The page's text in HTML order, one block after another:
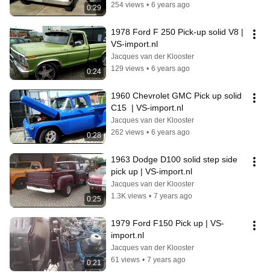
0:29
254 views • 6 years ago
0:24
1978 Ford F 250 Pick-up solid V8 |
VS-import.nl
Jacques van der Klooster
129 views • 6 years ago
0:28
1960 Chevrolet GMC Pick up solid
C15  | VS-import.nl
Jacques van der Klooster
262 views • 6 years ago
0:25
1963 Dodge D100 solid step side
pick up | VS-import.nl
Jacques van der Klooster
1.3K views • 7 years ago
0:21
1979 Ford F150 Pick up | VS-
import.nl
Jacques van der Klooster
61 views • 7 years ago